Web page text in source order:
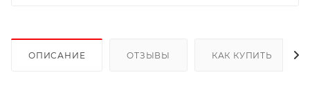
ОПИСАНИЕ ОТЗЫВЫ КАК КУПИТЬ